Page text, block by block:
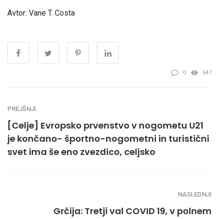
Avtor: Vane T. Costa
0 547
PREJŠNJI
[Celje] Evropsko prvenstvo v nogometu U21
je končano- športno-nogometni in turistični
svet ima še eno zvezdico, celjsko
NASLEDNJI
Grčija: Tretji val COVID 19, v polnem